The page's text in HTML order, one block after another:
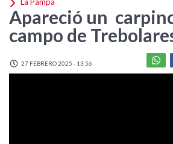
La Pampa
Apareció un
campo de
27 FEBRERO 2025 - 13:56